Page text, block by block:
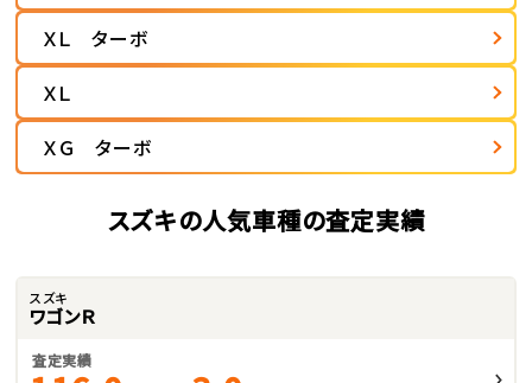
ＸＬ ターボ
ＸＬ
ＸＧ ターボ
スズキの人気車種の査定実績
スズキ
ワゴンＲ
査定実績